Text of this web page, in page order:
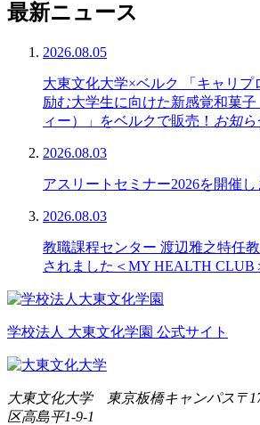
最新ニュース
2026.08.05
大東文化大学×ベルク 「キャリプ
励む大学生に向けた新感覚和菓
ィー）」をベルクで販売！ お知ら
2026.08.03
アスリートセミナー2026を開催し
2026.08.03
教職課程センター 渡辺雅之特任
されました＜MY HEALTH CLUB
学校法人 大東文化学園 公式サイト
大東文化大学 東京板橋キャンパス 〒
区高島平1-9-1